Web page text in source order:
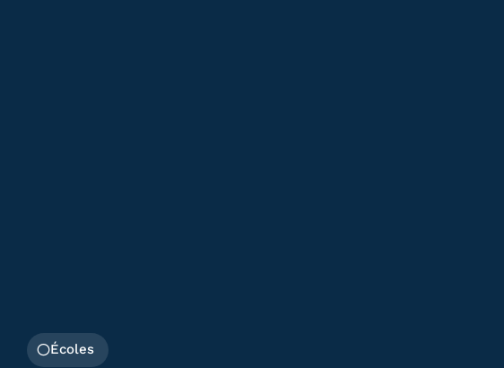
Écoles